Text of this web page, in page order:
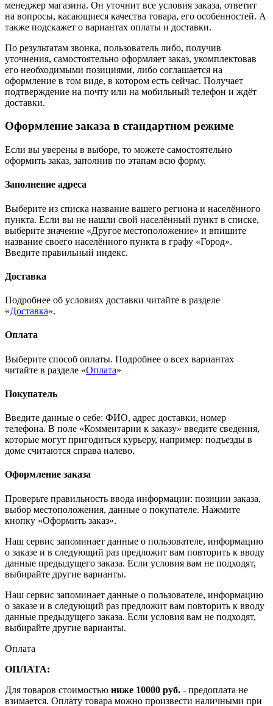
менеджер магазина. Он уточнит все условия заказа, ответит
на вопросы, касающиеся качества товара, его особенностей. А
также подскажет о вариантах оплаты и доставки.
По результатам звонка, пользователь либо, получив
уточнения, самостоятельно оформляет заказ, укомплектовав
его необходимыми позициями, либо соглашается на
оформление в том виде, в котором есть сейчас. Получает
подтверждение на почту или на мобильный телефон и ждёт
доставки.
Оформление заказа в стандартном режиме
Если вы уверены в выборе, то можете самостоятельно
оформить заказ, заполнив по этапам всю форму.
Заполнение адреса
Выберите из списка название вашего региона и населённого
пункта. Если вы не нашли свой населённый пункт в списке,
выберите значение «Другое местоположение» и впишите
название своего населённого пункта в графу «Город».
Введите правильный индекс.
Доставка
Подробнее об условиях доставки читайте в разделе
«Доставка».
Оплата
Выберите способ оплаты. Подробнее о всех вариантах
читайте в разделе «Оплата»
Покупатель
Введите данные о себе: ФИО, адрес доставки, номер
телефона. В поле «Комментарии к заказу» введите сведения,
которые могут пригодиться курьеру, например: подъезды в
доме считаются справа налево.
Оформление заказа
Проверьте правильность ввода информации: позиции заказа,
выбор местоположения, данные о покупателе. Нажмите
кнопку «Оформить заказ».
Наш сервис запоминает данные о пользователе, информацию
о заказе и в следующий раз предложит вам повторить к вводу
данные предыдущего заказа. Если условия вам не подходят,
выбирайте другие варианты.
Наш сервис запоминает данные о пользователе, информацию
о заказе и в следующий раз предложит вам повторить к вводу
данные предыдущего заказа. Если условия вам не подходят,
выбирайте другие варианты.
Оплата
ОПЛАТА:
Для товаров стоимостью ниже 10000 руб. - предоплата не
взимается. Оплату товара можно произвести наличными при